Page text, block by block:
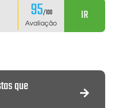
95/100
Avaliação
IR
que